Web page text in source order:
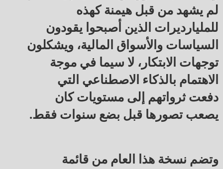
لم يشهد من قبل هيمنة كهذه
للمليارديرات الذين أصبحوا يقودون
السياسات والأسواق المالية، ويشكلون
توجهات الابتكار، لا سيما في موجة
الاهتمام بالذكاء الاصطناعي التي
دفعت ثرواتهم إلى مستويات كان
يصعب تصورها قبل بضع سنوات فقط.
وتضم نسخة هذا العام من قائمة